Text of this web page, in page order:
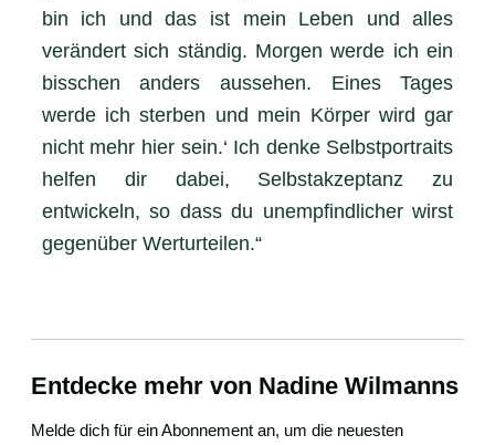
bin ich und das ist mein Leben und alles
verändert sich ständig. Morgen werde ich ein
bisschen anders aussehen. Eines Tages
werde ich sterben und mein Körper wird gar
nicht mehr hier sein.‘ Ich denke Selbstportraits
helfen dir dabei, Selbstakzeptanz zu
entwickeln, so dass du unempfindlicher wirst
gegenüber Werturteilen.“
Entdecke mehr von Nadine Wilmanns
Melde dich für ein Abonnement an, um die neuesten